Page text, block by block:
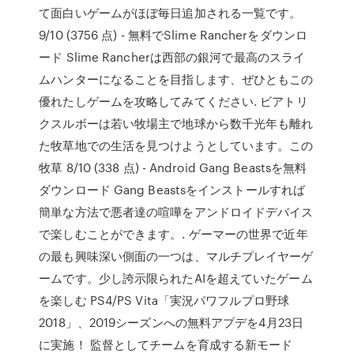
て面白いゲームがほぼ毎日追加される一覧です。
9/10 (3756 点) - 無料でSlime Rancherをダウンロ
ード Slime Rancherは西部の銀河で最高のスライ
ムハンターになることを目指します、ぜひともこの
優れたしゲームを攻略してみてください. ビアトリ
クスルボーは若い牧場主で地球から数千光年も離れ
た牧草地での生活を見つけようとしています。この
牧草 8/10 (338 点) - Android Gang Beastsを無料
ダウンロード Gang Beastsをインストールすれば
簡単な方法で悪者達の喧嘩をアンドロイドデバイス
で楽しむことができます。. ゲーマーの世界で近年
の最も興味深い側面の一つは、マルチプレイヤーゲ
ームです。少し誇示限られたAIを超えていたゲーム
を楽しむ PS4/PS Vita「実況パワフルプロ野球
2018」、2019シーズンへの無料アプデを4月23日
に実施！ 監督としてチームを育成する新モード